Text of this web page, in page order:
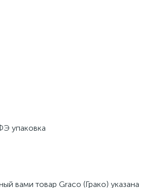
упаковка
вами товар Graco (Грако) указана